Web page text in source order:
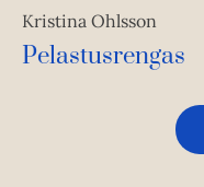
Kristina Ohlsson
Pelastusrengas